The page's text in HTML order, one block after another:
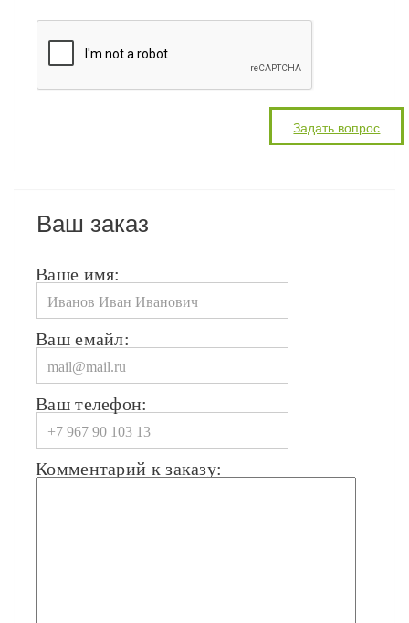
Ваш заказ
Ваше имя:
Ваш емайл:
Ваш телефон:
Комментарий к заказу: